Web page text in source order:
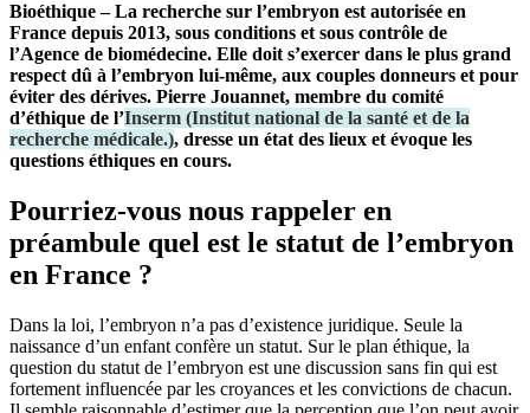
Bioéthique – La recherche sur l’embryon est autorisée en
France depuis 2013, sous conditions et sous contrôle de
l’Agence de biomédecine. Elle doit s’exercer dans le plus grand
respect dû à l’embryon lui-même, aux couples donneurs et pour
éviter des dérives. Pierre Jouannet, membre du comité
d’éthique de l’Inserm (Institut national de la santé et de la
recherche médicale.), dresse un état des lieux et évoque les
questions éthiques en cours.
Pourriez-vous nous rappeler en
préambule quel est le statut de l’embryon
en France ?
Dans la loi, l’embryon n’a pas d’existence juridique. Seule la
naissance d’un enfant confère un statut. Sur le plan éthique, la
question du statut de l’embryon est une discussion sans fin qui est
fortement influencée par les croyances et les convictions de chacun.